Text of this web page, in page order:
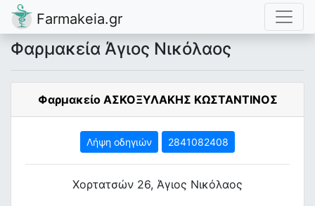
Farmakeia.gr
Φαρμακεία Άγιος Νικόλαος
Φαρμακείο ΑΣΚΟΞΥΛΑΚΗΣ ΚΩΣΤΑΝΤΙΝΟΣ
Λήψη οδηγιών 2841082408
Χορτατσών 26, Άγιος Νικόλαος